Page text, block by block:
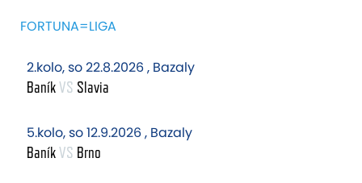
FORTUNA=LIGA
2.kolo, so 22.8.2026 , Bazaly
BaníkVS Slavia
5.kolo, so 12.9.2026 , Bazaly
BaníkVS Brno